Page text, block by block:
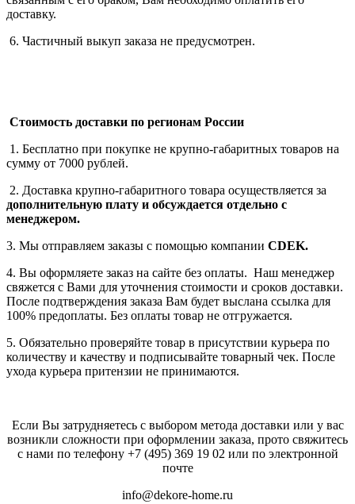
доставку.
6. Частичный выкуп заказа не предусмотрен.
Стоимость доставки по регионам России
1. Бесплатно при покупке не крупно-габаритных товаров на
сумму от 7000 рублей.
2. Доставка крупно-габаритного товара осуществляется за
дополнительную плату и обсуждается отдельно с
менеджером.
3. Мы отправляем заказы с помощью компании СDEK.
4. Вы оформляете заказ на сайте без оплаты. Наш менеджер
свяжется с Вами для уточнения стоимости и сроков доставки.
После подтверждения заказа Вам будет выслана ссылка для
100% предоплаты. Без оплаты товар не отгружается.
5. Обязательно проверяйте товар в присутствии курьера по
количеству и качеству и подписывайте товарный чек. После
ухода курьера притензии не принимаются.
Если Вы затрудняетесь с выбором метода доставки или у вас
возникли сложности при оформлении заказа, прото свяжитесь
с нами по телефону +7 (495) 369 19 02 или по электронной
почте
info@dekore-home.ru